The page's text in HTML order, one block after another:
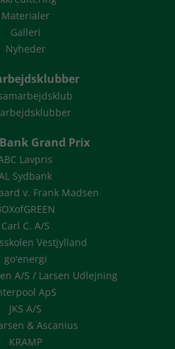
Materialer
Galleri
Nyheder
Grand Prix
Lavpris
Sydbank
v. Frank Madsen
Carl C. A/S
Vestjylland
go'energi
A/S / Larsen Udlejning
ApS
JKS A/S
& Ascanius
KRAMP